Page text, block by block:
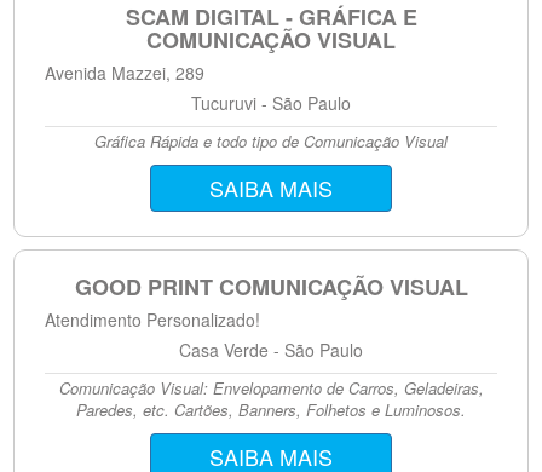
SCAM DIGITAL - GRÁFICA E
COMUNICAÇÃO VISUAL
Avenida Mazzei, 289
Tucuruvi - São Paulo
Gráfica Rápida e todo tipo de Comunicação Visual
SAIBA MAIS
GOOD PRINT COMUNICAÇÃO VISUAL
Atendimento Personalizado!
Casa Verde - São Paulo
Comunicação Visual: Envelopamento de Carros, Geladeiras,
Paredes, etc. Cartões, Banners, Folhetos e Luminosos.
SAIBA MAIS